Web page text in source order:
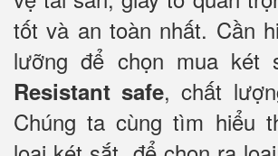
tốt và an toàn nhất. Cần
lưỡng để chọn mua két
Resistant safe, chất
Chúng ta cùng tìm hiểu